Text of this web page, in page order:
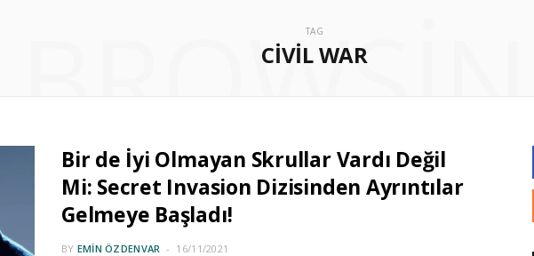
TAG
CIVIL WAR
BROWSING
Bir de İyi Olmayan Skrullar Vardı Değil
Mi: Secret Invasion Dizisinden Ayrıntılar
Gelmeye Başladı!
BY EMIN ÖZDENVAR 16/11/2021